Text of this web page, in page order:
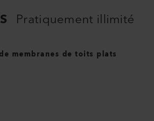
Pratiquement illimité
membranes de toits plats